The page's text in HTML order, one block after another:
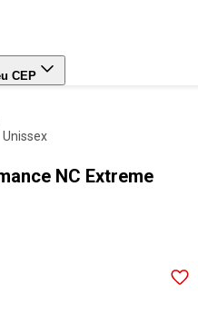
CEP
unissex
NC Extreme